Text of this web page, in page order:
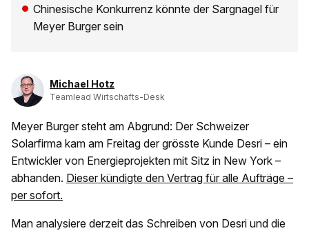
Chinesische Konkurrenz könnte der Sargnagel für
Meyer Burger sein
Michael Hotz
Teamlead Wirtschafts-Desk
Meyer Burger steht am Abgrund: Der Schweizer
Solarfirma kam am Freitag der grösste Kunde Desri – ein
Entwickler von Energieprojekten mit Sitz in New York –
abhanden. Dieser kündigte den Vertrag für alle Aufträge –
per sofort.
Man analysiere derzeit das Schreiben von Desri und die